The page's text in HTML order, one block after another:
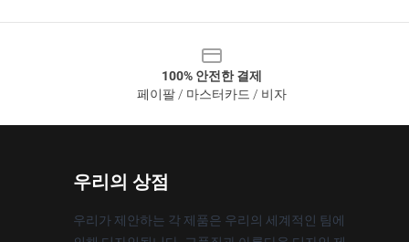
100% 안전한 결제
페이팔 / 마스터카드 / 비자
우리의 상점
우리가 제안하는 각 제품은 우리의 세계적인 팀에